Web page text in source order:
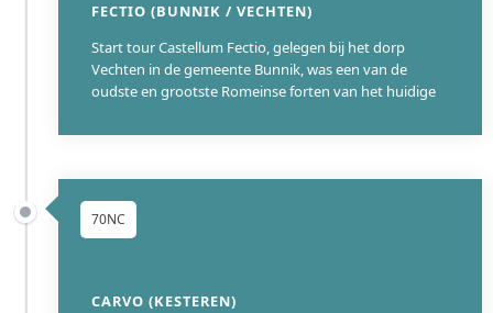
FECTIO (BUNNIK / VECHTEN)
Start tour Castellum Fectio, gelegen bij het dorp
Vechten in de gemeente Bunnik, was een van de
oudste en grootste Romeinse forten van het huidige
70NC
CARVO (KESTEREN)